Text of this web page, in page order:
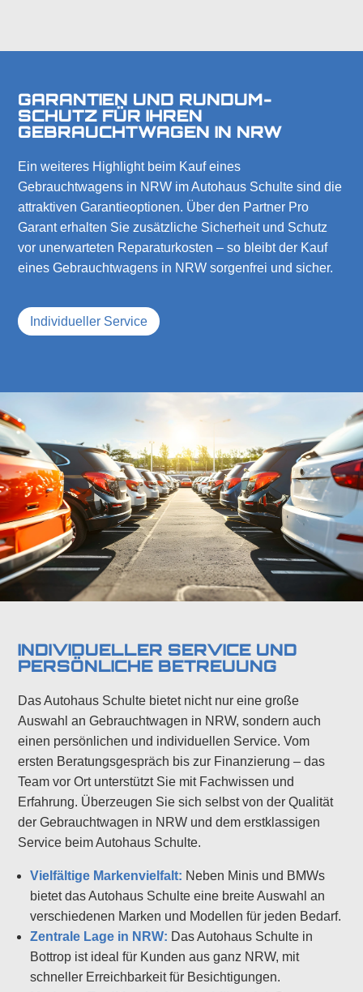
GARANTIEN UND RUNDUM-
SCHUTZ FÜR IHREN
GEBRAUCHTWAGEN IN NRW
Ein weiteres Highlight beim Kauf eines
Gebrauchtwagens in NRW im Autohaus Schulte sind die
attraktiven Garantieoptionen. Über den Partner Pro
Garant erhalten Sie zusätzliche Sicherheit und Schutz
vor unerwarteten Reparaturkosten – so bleibt der Kauf
eines Gebrauchtwagens in NRW sorgenfrei und sicher.
Individueller Service
INDIVIDUELLER SERVICE UND
PERSÖNLICHE BETREUUNG
Das Autohaus Schulte bietet nicht nur eine große
Auswahl an Gebrauchtwagen in NRW, sondern auch
einen persönlichen und individuellen Service. Vom
ersten Beratungsgespräch bis zur Finanzierung – das
Team vor Ort unterstützt Sie mit Fachwissen und
Erfahrung. Überzeugen Sie sich selbst von der Qualität
der Gebrauchtwagen in NRW und dem erstklassigen
Service beim Autohaus Schulte.
Vielfältige Markenvielfalt: Neben Minis und BMWs
bietet das Autohaus Schulte eine breite Auswahl an
verschiedenen Marken und Modellen für jeden Bedarf.
Zentrale Lage in NRW: Das Autohaus Schulte in
Bottrop ist ideal für Kunden aus ganz NRW, mit
schneller Erreichbarkeit für Besichtigungen.